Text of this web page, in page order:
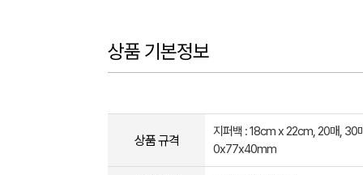
상품 기본정보
상품 규격
지퍼백 : 18cm x 22cm, 20매, 30
0x77x40mm